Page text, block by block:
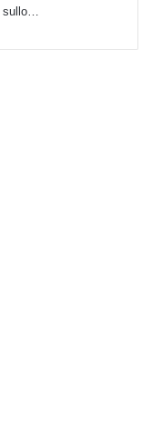
sullo…